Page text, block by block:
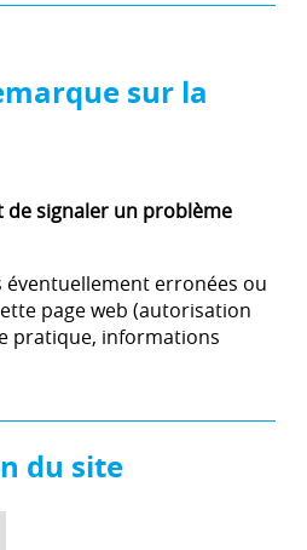
sur la
signaler un problème
erronées ou
page web (autorisation
pratique, informations
du site